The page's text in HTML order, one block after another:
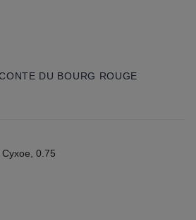
DU BOURG ROUGE
0.75